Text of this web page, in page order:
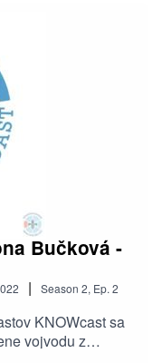
nech už ste
Bučková -
| Season 2, Ep. 2
KNOWcast sa
vojvodu z